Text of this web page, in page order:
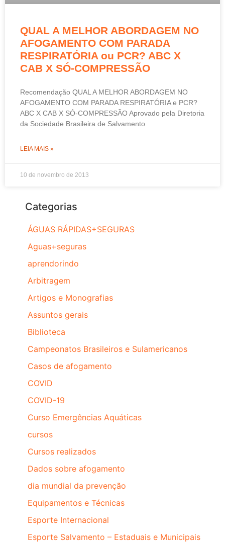
QUAL A MELHOR ABORDAGEM NO
AFOGAMENTO COM PARADA
RESPIRATÓRIA ou PCR? ABC X
CAB X SÓ-COMPRESSÃO
Recomendação QUAL A MELHOR ABORDAGEM NO
AFOGAMENTO COM PARADA RESPIRATÓRIA e PCR?
ABC X CAB X SÓ-COMPRESSÃO Aprovado pela Diretoria
da Sociedade Brasileira de Salvamento
LEIA MAIS »
10 de novembro de 2013
Categorias
ÁGUAS RÁPIDAS+SEGURAS
Aguas+seguras
aprendorindo
Arbitragem
Artigos e Monografias
Assuntos gerais
Biblioteca
Campeonatos Brasileiros e Sulamericanos
Casos de afogamento
COVID
COVID-19
Curso Emergências Aquáticas
cursos
Cursos realizados
Dados sobre afogamento
dia mundial da prevenção
Equipamentos e Técnicas
Esporte Internacional
Esporte Salvamento – Estaduais e Municipais